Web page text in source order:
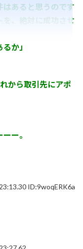
はあると思うのです
を、絶対に成功させ
か」
から取引先にアポ
ー。
ID:9woqERK6a